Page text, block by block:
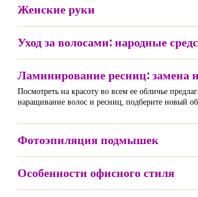
Женские руки
Уход за волосами: народные
Ламинирование ресниц: замена
Посмотреть на красоту во всем ее обличье
наращивание волос и ресниц, подберите новый
Фотоэпиляция подмышек
Особенности офисного стиля